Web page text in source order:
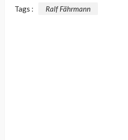
Tags : Ralf Fährmann